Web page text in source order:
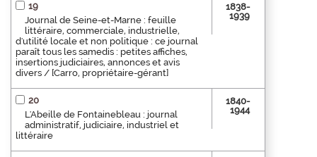
19
Journal de Seine-et-Marne : feuille
littéraire, commerciale, industrielle,
d'utilité locale et non politique : ce journal
paraît tous les samedis : petites affiches,
insertions judiciaires, annonces et avis
divers / [Carro, propriétaire-gérant]
1838-
1939
20
L'Abeille de Fontainebleau : journal
administratif, judiciaire, industriel et
littéraire
1840-
1944